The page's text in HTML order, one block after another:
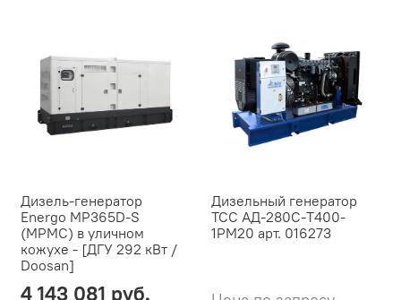
Дизель-генератор
Energo MP365D-S
(MPMC) в уличном
кожухе - [ДГУ 292 кВт /
Doosan]
4 143 081 руб.
Дизельный генератор
ТСС АД-280С-Т400-
1РМ20 арт. 016273